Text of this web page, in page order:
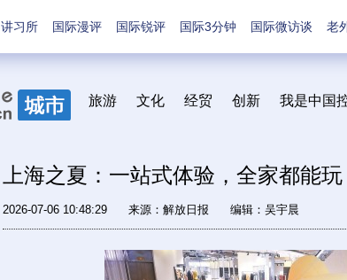
讲习所 国际漫评 国际锐评 国际3分钟 国际微访谈 老
旅游 文化 经贸 创新 我是中国
上海之夏：一站式体验，全家都能玩
2026-07-06 10:48:29 来源： 解放日报 编辑：吴宇晨